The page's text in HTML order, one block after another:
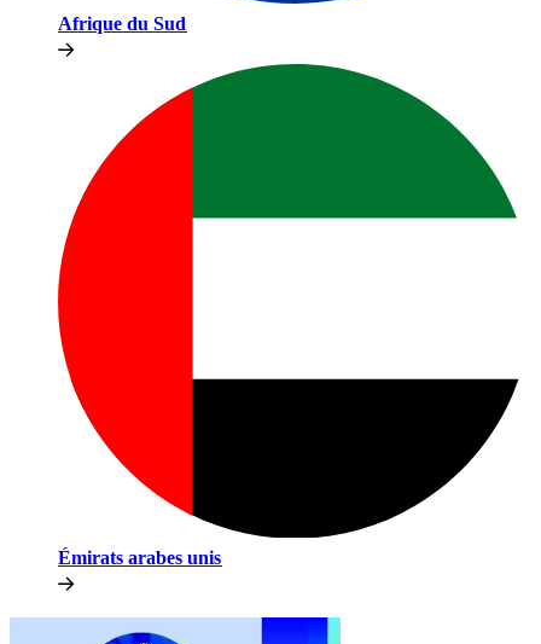
Afrique du Sud​​
Émirats arabes unis​​